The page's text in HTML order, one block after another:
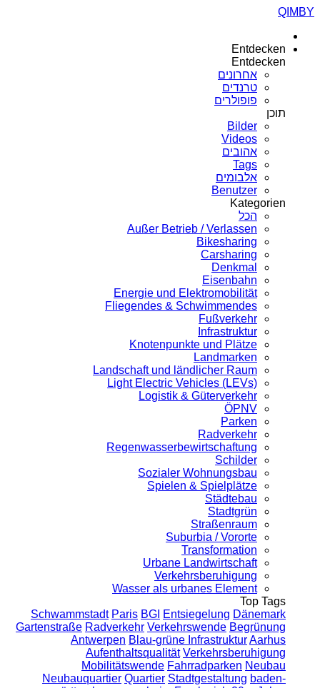
QIMBY
Entdecken
Entdecken
אחרונים
טרנדים
פופולרים
תוכן
Bilder
Videos
אהובים
Tags
אלבומים
Benutzer
Kategorien
הכל
Außer Betrieb / Verlassen
Bikesharing
Carsharing
Denkmal
Eisenbahn
Energie und Elektromobilität
Fliegendes & Schwimmendes
Fußverkehr
Infrastruktur
Knotenpunkte und Plätze
Landmarken
Landschaft und ländlicher Raum
Light Electric Vehicles (LEVs)
Logistik & Güterverkehr
ÖPNV
Parken
Radverkehr
Regenwasserbewirtschaftung
Schilder
Sozialer Wohnungsbau
Spielen & Spielplätze
Städtebau
Stadtgrün
Straßenraum
Suburbia / Vororte
Transformation
Urbane Landwirtschaft
Verkehrsberuhigung
Wasser als urbanes Element
Top Tags
Schwammstadt Paris BGI Entsiegelung Dänemark
Gartenstraße Radverkehr Verkehrswende Begrünung
Antwerpen Blau-grüne InfrastrukturAarhus
Aufenthaltsqualität Verkehrsberuhigung
Mobilitätswende Fahrradparken Neubau
Neubauquartier Quartier Stadtgestaltung baden-